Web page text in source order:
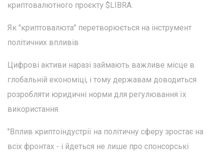
криптовалютного проєкту $LIBRA.
Як "криптовалюта" перетворюється на інструмент
політичних впливів
Цифрові активи наразі займають важливе місце в
глобальній економіці, і тому державам доводиться
розробляти юридичні норми для регулювання їх
використання.
"Вплив криптоіндустрії на політичну сферу зростає на
всіх фронтах - і йдеться не лише про спонсорські